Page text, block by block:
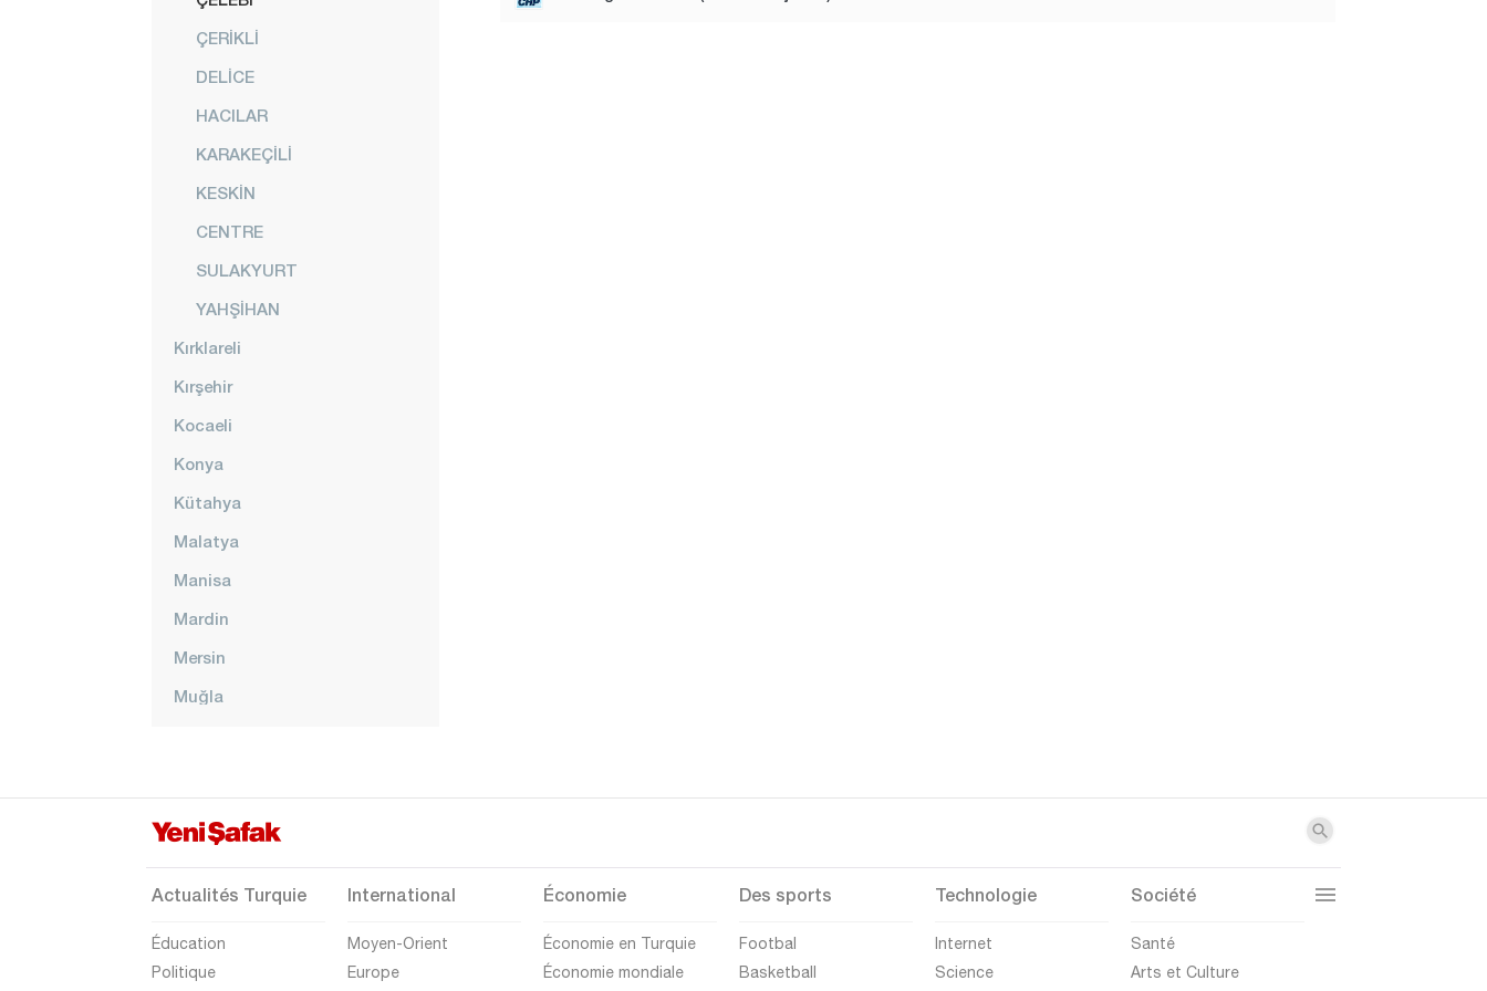
ÇERİKLİ
DELİCE
HACILAR
KARAKEÇİLİ
KESKİN
CENTRE
SULAKYURT
YAHŞİHAN
Kırklareli
Kırşehir
Kocaeli
Konya
Kütahya
Malatya
Manisa
Mardin
Mersin
Muğla
Osmaniye
Sakarya
Actualités Turquie
Éducation
Politique
International
Moyen-Orient
Europe
Économie
Économie en Turquie
Économie mondiale
Des sports
Footbal
Basketball
Technologie
Internet
Science
Société
Santé
Arts et Culture